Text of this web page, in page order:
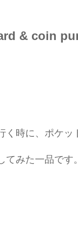
& coin
く時に、ポケ
てみた一品です